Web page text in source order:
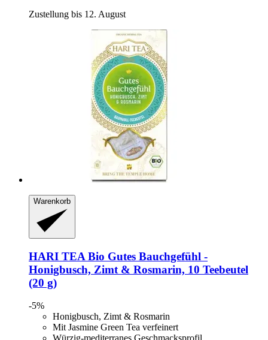
Zustellung bis 12. August
Warenkorb
HARI TEA Bio Gutes Bauchgefühl -​
Honigbusch, Zimt & Rosmarin, 10 Teebeutel
(20 g)
-5%
Honigbusch, Zimt & Rosmarin
Mit Jasmine Green Tea verfeinert